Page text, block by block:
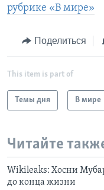
рубрике «В мире»
Поделиться
This item is part of
Темы дня В мире
Читайте
Wikileaks: Хосни
до конца жизни